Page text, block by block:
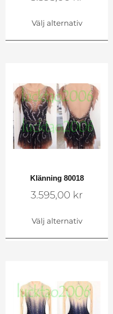
Välj alternativ
Klänning 80018
3.595,00 kr
Välj alternativ